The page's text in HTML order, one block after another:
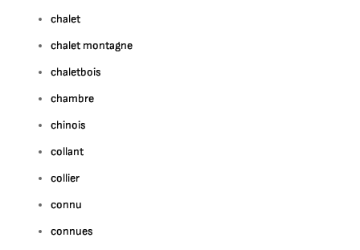
chalet
chalet montagne
chaletbois
chambre
chinois
collant
collier
connu
connues